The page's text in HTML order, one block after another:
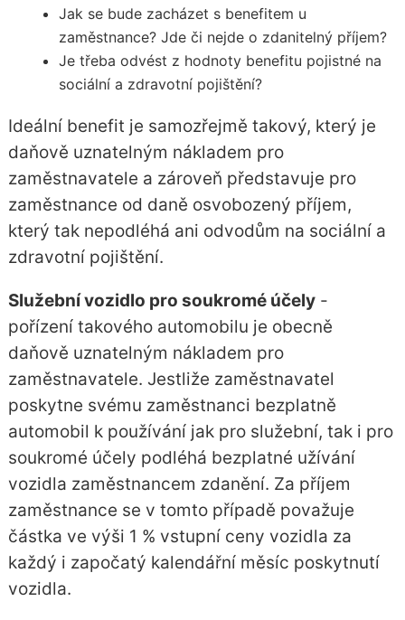
Jak se bude zacházet s benefitem u
zaměstnance? Jde či nejde o zdanitelný příjem?
Je třeba odvést z hodnoty benefitu pojistné na
sociální a zdravotní pojištění?
Ideální benefit je samozřejmě takový, který je
daňově uznatelným nákladem pro
zaměstnavatele a zároveň představuje pro
zaměstnance od daně osvobozený příjem,
který tak nepodléhá ani odvodům na sociální a
zdravotní pojištění.
Služební vozidlo pro soukromé účely-
pořízení takového automobilu je obecně
daňově uznatelným nákladem pro
zaměstnavatele. Jestliže zaměstnavatel
poskytne svému zaměstnanci bezplatně
automobil k používání jak pro služební, tak i pro
soukromé účely podléhá bezplatné užívání
vozidla zaměstnancem zdanění. Za příjem
zaměstnance se v tomto případě považuje
částka ve výši 1 % vstupní ceny vozidla za
každý i započatý kalendářní měsíc poskytnutí
vozidla.